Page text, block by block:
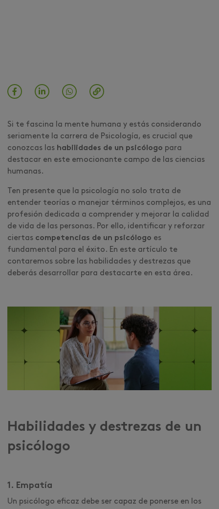
Si te fascina la mente humana y estás considerando
seriamente la carrera de Psicología, es crucial que
conozcas las habilidades de un psicólogo para
destacar en este emocionante campo de las ciencias
humanas.
Ten presente que la psicología no solo trata de
entender teorías o manejar términos complejos, es una
profesión dedicada a comprender y mejorar la calidad
de vida de las personas. Por ello, identificar y reforzar
ciertas competencias de un psicólogo es
fundamental para el éxito. En este artículo te
contaremos sobre las habilidades y destrezas que
deberás desarrollar para destacarte en esta área.
Habilidades y destrezas de un
psicólogo
1. Empatía
Un psicólogo eficaz debe ser capaz de ponerse en los